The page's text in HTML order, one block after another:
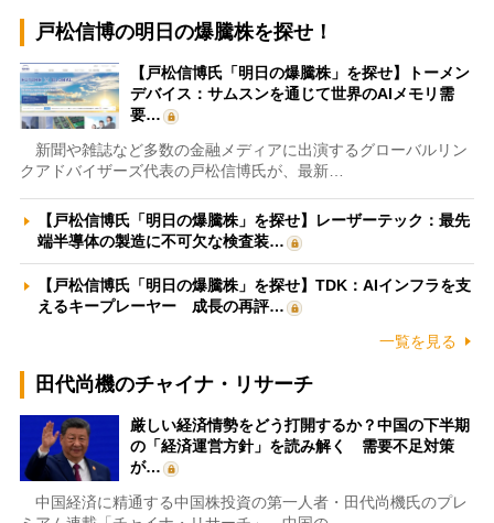
戸松信博の明日の爆騰株を探せ！
【戸松信博氏「明日の爆騰株」を探せ】トーメン
デバイス：サムスンを通じて世界のAIメモリ需
要…
新聞や雑誌など多数の金融メディアに出演するグローバルリン
クアドバイザーズ代表の戸松信博氏が、最新…
【戸松信博氏「明日の爆騰株」を探せ】レーザーテック：最先
端半導体の製造に不可欠な検査装…
【戸松信博氏「明日の爆騰株」を探せ】TDK：AIインフラを支
えるキープレーヤー 成長の再評…
一覧を見る
田代尚機のチャイナ・リサーチ
厳しい経済情勢をどう打開するか？中国の下半期
の「経済運営方針」を読み解く 需要不足対策
が…
中国経済に精通する中国株投資の第一人者・田代尚機氏のプレ